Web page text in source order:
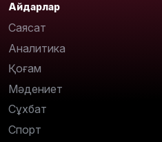
Айдарлар
Саясат
Аналитика
Қоғам
Мәдениет
Сұхбат
Спорт